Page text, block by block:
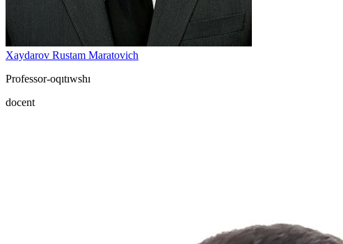
Xaydarov Rustam Maratovich
Professor-oqıtıwshı
docent